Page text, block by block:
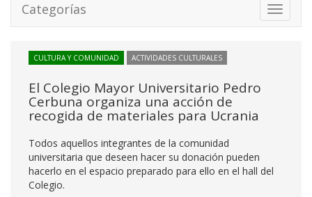
Toggle
Categorías
CULTURA Y COMUNIDAD ACTIVIDADES CULTURALES
El Colegio Mayor Universitario Pedro
Cerbuna organiza una acción de
recogida de materiales para Ucrania
Todos aquellos integrantes de la comunidad
universitaria que deseen hacer su donación pueden
hacerlo en el espacio preparado para ello en el hall del
Colegio.